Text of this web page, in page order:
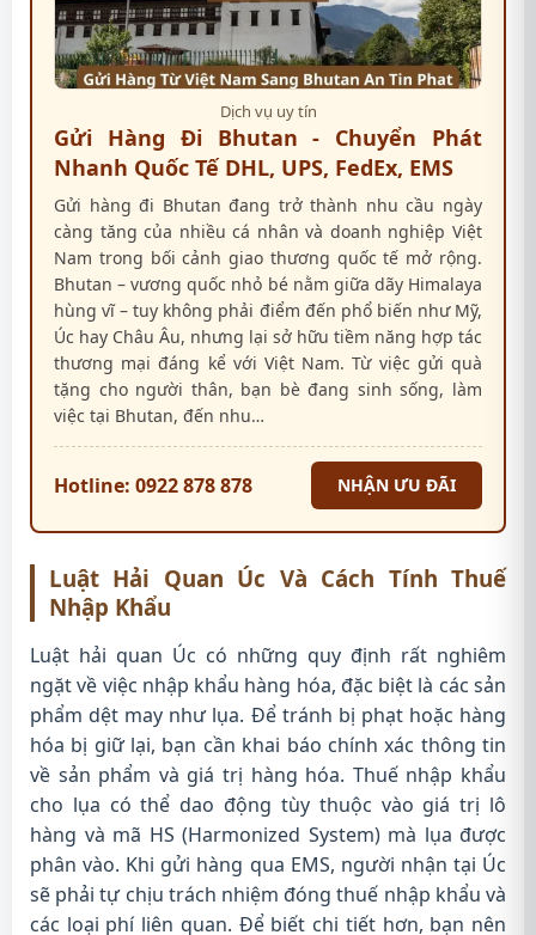
Dịch vụ uy tín
Gửi Hàng Đi Bhutan - Chuyển Phát
Nhanh Quốc Tế DHL, UPS, FedEx, EMS
Gửi hàng đi Bhutan đang trở thành nhu cầu ngày
càng tăng của nhiều cá nhân và doanh nghiệp Việt
Nam trong bối cảnh giao thương quốc tế mở rộng.
Bhutan – vương quốc nhỏ bé nằm giữa dãy Himalaya
hùng vĩ – tuy không phải điểm đến phổ biến như Mỹ,
Úc hay Châu Âu, nhưng lại sở hữu tiềm năng hợp tác
thương mại đáng kể với Việt Nam. Từ việc gửi quà
tặng cho người thân, bạn bè đang sinh sống, làm
việc tại Bhutan, đến nhu…
Hotline: 0922 878 878 NHẬN ƯU ĐÃI
Luật Hải Quan Úc Và Cách Tính Thuế
Nhập Khẩu
Luật hải quan Úc có những quy định rất nghiêm
ngặt về việc nhập khẩu hàng hóa, đặc biệt là các sản
phẩm dệt may như lụa. Để tránh bị phạt hoặc hàng
hóa bị giữ lại, bạn cần khai báo chính xác thông tin
về sản phẩm và giá trị hàng hóa. Thuế nhập khẩu
cho lụa có thể dao động tùy thuộc vào giá trị lô
hàng và mã HS (Harmonized System) mà lụa được
phân vào. Khi gửi hàng qua EMS, người nhận tại Úc
sẽ phải tự chịu trách nhiệm đóng thuế nhập khẩu và
các loại phí liên quan. Để biết chi tiết hơn, bạn nên